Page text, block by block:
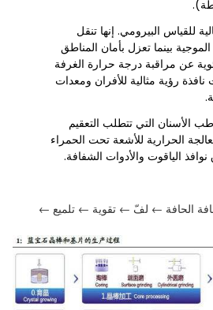
للقياس البيرومي. إنها تنقل
بينما تعزل بأمان المناطق
2000 درجة مئوية عن مراقبة درجة حرارة الغرفة
نافذة رؤية مثالية للأفران ومعدات
الأسنان التي تتطلب التعقيم
الحرارية للأشعة تحت الحمراء
الياقوت والأدوات الشفافة.
الحافة ← لفّ ← تقوية ← تلميع ←